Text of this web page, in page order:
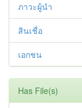
ภาวะผู้นำ
สินเชื่อ
เอกชน
Has File(s)